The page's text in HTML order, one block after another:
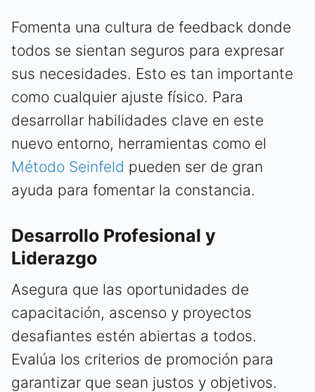
Fomenta una cultura de feedback donde
todos se sientan seguros para expresar
sus necesidades. Esto es tan importante
como cualquier ajuste físico. Para
desarrollar habilidades clave en este
nuevo entorno, herramientas como el
Método Seinfeld pueden ser de gran
ayuda para fomentar la constancia.
Desarrollo Profesional y
Liderazgo
Asegura que las oportunidades de
capacitación, ascenso y proyectos
desafiantes estén abiertas a todos.
Evalúa los criterios de promoción para
garantizar que sean justos y objetivos.